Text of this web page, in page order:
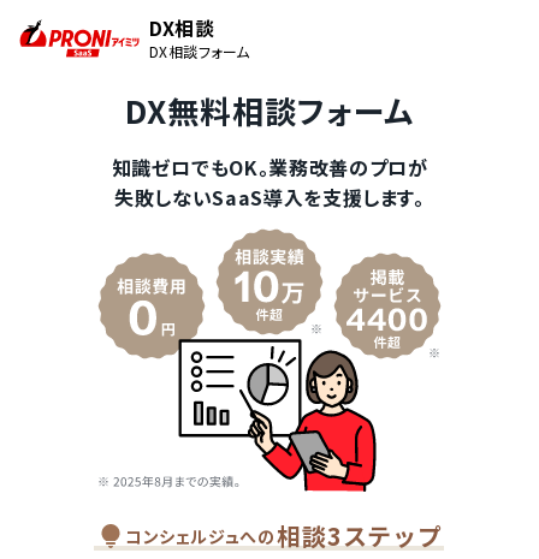
DX相談
DX相談フォーム
DX無料相談フォーム
知識ゼロでもOK。業務改善のプロが
失敗しないSaaS導入を支援します。
コンシェルジュへの相談3ステップ